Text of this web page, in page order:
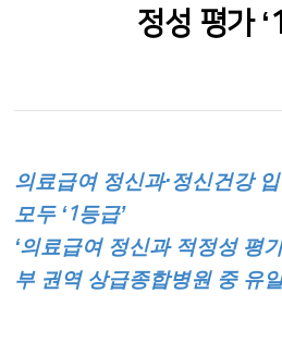
정성 평가
의료급여 정신과·정신건강
모두 ‘1등급’
‘의료급여 정신과 적정성 평
부 권역 상급종합병원 중 유